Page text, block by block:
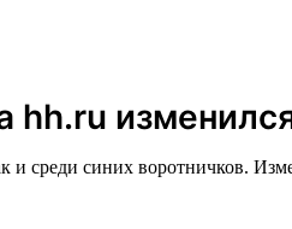
hh.ru
среди синих воротничков.